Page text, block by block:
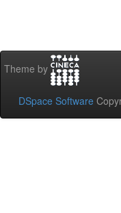
Theme by
DSpace Software